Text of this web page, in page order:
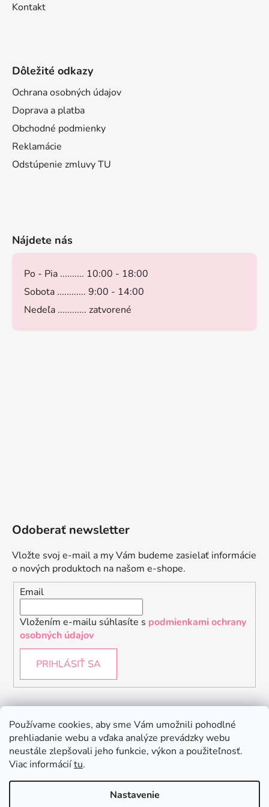
Používame cookies, aby sme Vám umožnili pohodlné
prehliadanie webu a vďaka analýze prevádzky webu
neustále zlepšovali jeho funkcie, výkon a použiteľnosť.
Viac informáciítu.
Nastavenie
Kontakt
Dôležité odkazy
Ochrana osobných údajov
Doprava a platba
Obchodné podmienky
Reklamácie
Odstúpenie zmluvy TU
Nájdete nás
Po - Pia .......... 10:00 - 18:00
Sobota ............ 9:00 - 14:00
Nedeľa ............ zatvorené
Odoberať newsletter
Vložte svoj e-mail a my Vám budeme zasielať informácie
o nových produktoch na našom e-shope.
Email
Vložením e-mailu súhlasíte s podmienkami ochrany
osobných údajov
PRIHLÁSIŤ SA
Instagram